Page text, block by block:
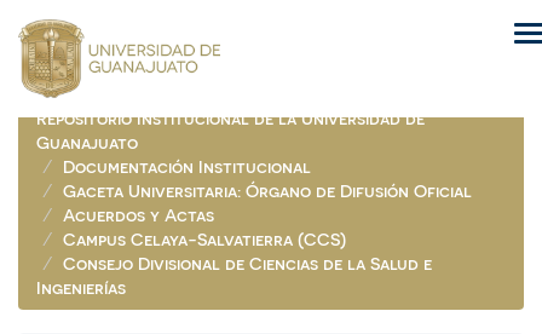
navigation
Repositorio Institucional de la Universidad de
Guanajuato
Documentación Institucional
Gaceta Universitaria: Órgano de Difusión Oficial
Acuerdos y Actas
Campus Celaya-Salvatierra (CCS)
Consejo Divisional de Ciencias de la Salud e
Ingenierías